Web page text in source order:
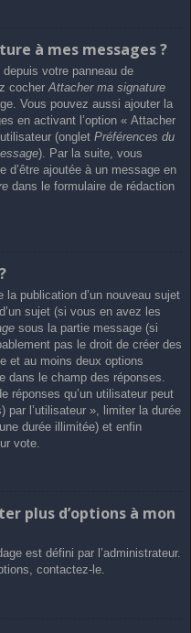
à mes messages ?
votre panneau de
cocherAttacher ma signature
Vous pouvez aussi ajouter la
en activant l’option « Attacher
(onglet Préférences du
). Par la suite, vous
d’être ajoutée à un message en
dans le formulaire de rédaction
la publication d’un nouveau sujet
sujet (si vous en avez les
sous la partie message (si
pas le droit de créer des
et au moins deux options
dans le champ des réponses.
réponses qu’un utilisateur peut
par l’utilisateur », limiter la durée
durée illimitée) et enfin
vote.
plus d’options à mon
est défini par l’administrateur.
contactez-le.